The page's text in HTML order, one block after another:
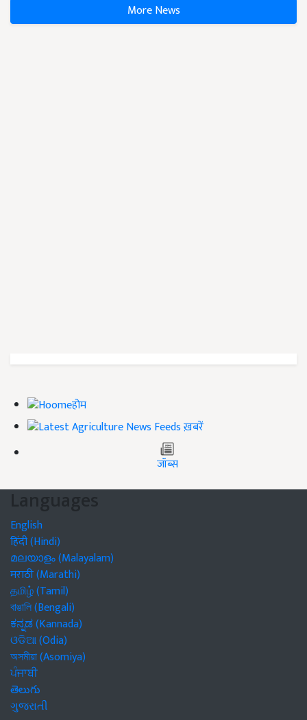
More News
होम
ख़बरें
जॉब्स
Languages
English
हिंदी (Hindi)
മലയാളം (Malayalam)
मराठी (Marathi)
தமிழ் (Tamil)
বাঙালি (Bengali)
ಕನ್ನಡ (Kannada)
ଓଡିଆ (Odia)
অসমীয়া (Asomiya)
ਪੰਜਾਬੀ
తెలుగు
ગુજરાતી